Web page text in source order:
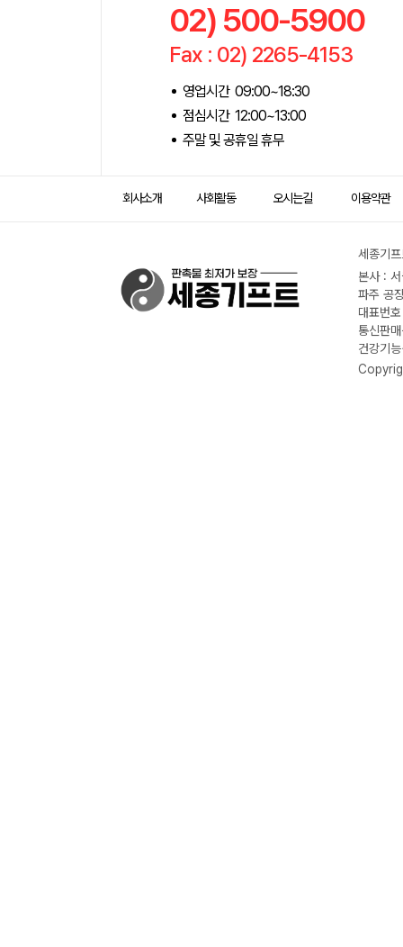
02) 500-5900
Fax : 02) 2265-4153
영업시간 09:00~18:30
점심시간 12:00~13:00
주말 및 공휴일 휴무
회사소개 사회활동 오시는길 이용약관
세종기
본사 :
파주 공
대표번
통신판
건강기